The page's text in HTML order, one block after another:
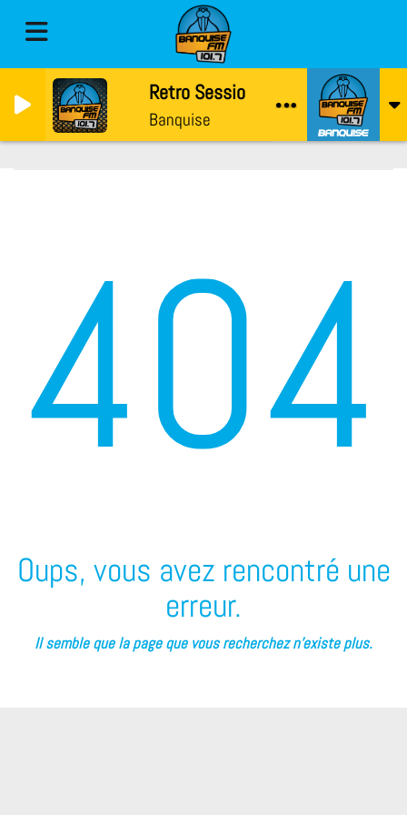
Retro Session par Chris
Banquise
404
Oups, vous avez rencontré une
erreur.
Il semble que la page que vous recherchez n’existe plus.